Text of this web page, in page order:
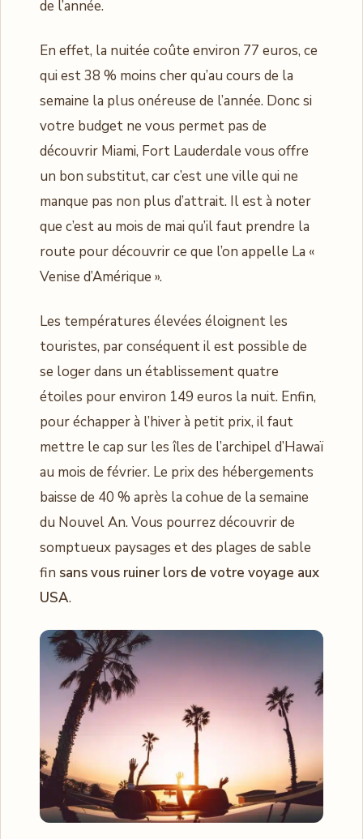
de l’année.
En effet, la nuitée coûte environ 77 euros, ce
qui est 38 % moins cher qu’au cours de la
semaine la plus onéreuse de l’année. Donc si
votre budget ne vous permet pas de
découvrir Miami, Fort Lauderdale vous offre
un bon substitut, car c’est une ville qui ne
manque pas non plus d’attrait. Il est à noter
que c’est au mois de mai qu’il faut prendre la
route pour découvrir ce que l’on appelle La «
Venise d’Amérique ».
Les températures élevées éloignent les
touristes, par conséquent il est possible de
se loger dans un établissement quatre
étoiles pour environ 149 euros la nuit. Enfin,
pour échapper à l’hiver à petit prix, il faut
mettre le cap sur les îles de l’archipel d’Hawaï
au mois de février. Le prix des hébergements
baisse de 40 % après la cohue de la semaine
du Nouvel An. Vous pourrez découvrir de
somptueux paysages et des plages de sable
fin sans vous ruiner lors de votre voyage aux
USA.